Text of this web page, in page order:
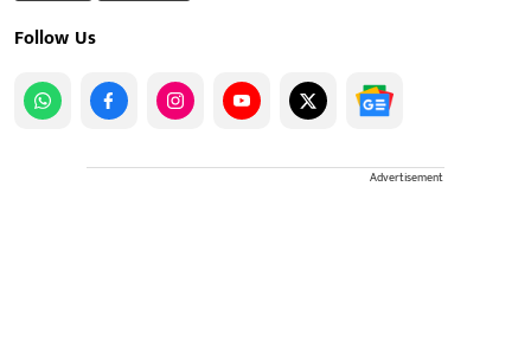
Follow Us
Advertisement